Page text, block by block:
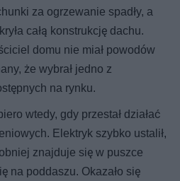
za ogrzewanie spadły, a
całą konstrukcję dachu.
domu nie miał powodów
że wybrał jedno z
na rynku.
wtedy, gdy przestał działać
Elektryk szybko ustalił,
znajduje się w puszce
na poddaszu. Okazało się